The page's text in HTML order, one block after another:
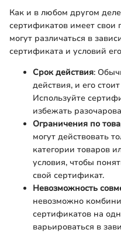
Как и в любом другом
сертификатов имеет свои
могут различаться в
сертификата и условий
Срок действия:
действия, и его
Используйте
избежать
Ограничения по
могут действовать
категории товаров
условия, чтобы
свой сертификат.
Невозможность
невозможно
сертификатов на
варьироваться в